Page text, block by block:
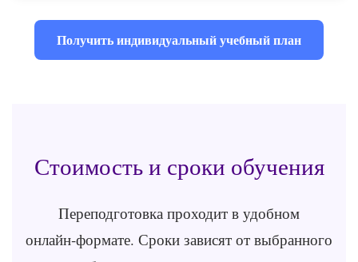
Получить индивидуальный учебный план
Стоимость и сроки обучения
Переподготовка проходит в удобном
онлайн‑формате. Сроки зависят от выбранного